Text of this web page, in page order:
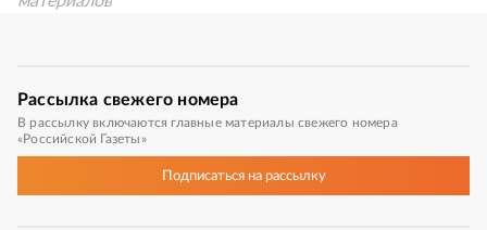
Рассылка свежего номера
В рассылку включаются главные материалы свежего номера
«Российской Газеты»
Подписатьсяна рассылку